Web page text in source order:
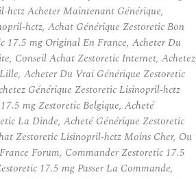
hctz Acheter Maintenant Générique,
hctz, Achat Générique Zestoretic Bon
17.5 mg Original En France, Acheter Du
Conseil Achat Zestoretic Internet, Achetez
Acheter Du Vrai Générique Zestoretic
Générique Zestoretic Lisinopril-hctz
mg Zestoretic Belgique, Acheté
La Dinde, Acheté Générique Zestoretic
Zestoretic Lisinopril-hctz Moins Cher, Ou
Forum, Commander Zestoretic 17.5
17.5 mg Passer La Commande,